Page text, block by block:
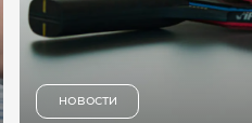
НОВОСТИ